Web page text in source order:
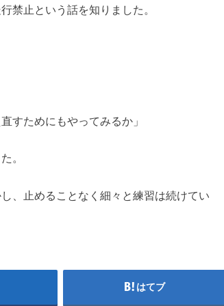
禁止という話を知りました。
すためにもやってみるか」
。
、止めることなく細々と練習は続けてい
はてブ